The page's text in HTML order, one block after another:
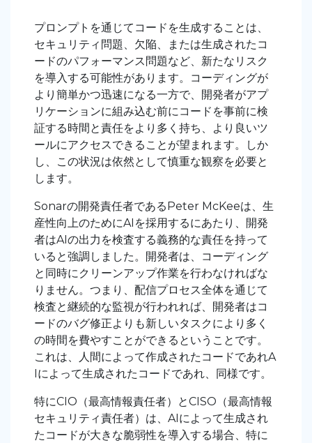
プロンプトを通じてコードを生成することは、
セキュリティ問題、欠陥、または生成されたコ
ードのパフォーマンス問題など、新たなリスク
を導入する可能性があります。コーディングが
より簡単かつ迅速になる一方で、開発者がアプ
リケーションに組み込む前にコードを事前に検
証する時間と責任をより多く持ち、より良いツ
ールにアクセスできることが望まれます。しか
し、この状況は依然として慎重な観察を必要と
します。
Sonarの開発責任者であるPeter McKeeは、生
産性向上のためにAIを採用するにあたり、開発
者はAIの出力を検査する義務的な責任を持って
いると強調しました。開発者は、コーディング
と同時にクリーンアップ作業を行わなければな
りません。つまり、配信プロセス全体を通じて
検査と継続的な監視が行われれば、開発者はコ
ードのバグ修正よりも新しいタスクにより多く
の時間を費やすことができるということです。
これは、人間によって作成されたコードであれA
Iによって生成されたコードであれ、同様です。
特にCIO（最高情報責任者）とCISO（最高情報
セキュリティ責任者）は、AIによって生成され
たコードが大きな脆弱性を導入する場合、特に